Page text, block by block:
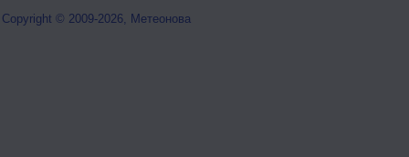
Copyright © 2009-2026, Метеонова